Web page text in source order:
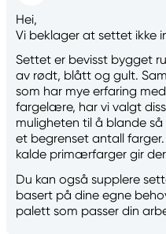
Hei,
Vi beklager at settet ikke
Settet er bevisst bygget
av rødt, blått og gult.
som har mye erfaring
fargelære, har vi valgt
muligheten til å blande
et begrenset antall
kalde primærfarger gir
Du kan også supplere
basert på dine egne
palett som passer din